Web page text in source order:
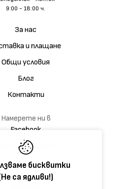
бисквитки
са ядливи!)
9:00 - 18:00 ч.
За нас
и плащане
Общи условия
Блог
Контакти
Намерете ни в
Facebook
група